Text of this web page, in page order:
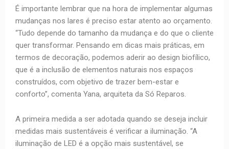
É importante lembrar que na hora de implementar algumas
mudanças nos lares é preciso estar atento ao orçamento.
“Tudo depende do tamanho da mudança e do que o cliente
quer transformar. Pensando em dicas mais práticas, em
termos de decoração, podemos aderir ao design biofílico,
que é a inclusão de elementos naturais nos espaços
construídos, com objetivo de trazer bem-estar e
conforto”, comenta Yana, arquiteta da Só Reparos.
A primeira medida a ser adotada quando se deseja incluir
medidas mais sustentáveis é verificar a iluminação. “A
iluminação de LED é a opção mais sustentável, se